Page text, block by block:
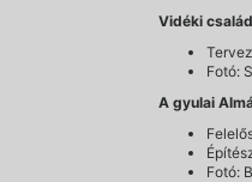
Vidéki
Fotó:
A gyulai
Fotó: